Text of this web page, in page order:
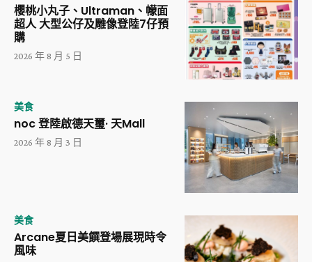
櫻桃小丸子、Ultraman、幪面
超人 大型公仔及雕像登陸7仔預
購
2026 年 8 月 5 日
美食
noc 登陸啟德天璽· 天Mall
2026 年 8 月 3 日
美食
Arcane夏日美饌登場展現時令
風味